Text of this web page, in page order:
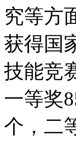
究等方
获得国
技能竞
一等奖
个，二